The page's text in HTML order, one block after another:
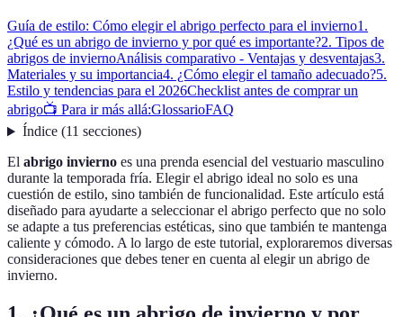
Guía de estilo: Cómo elegir el abrigo perfecto para el invierno1.
¿Qué es un abrigo de invierno y por qué es importante?2. Tipos de
abrigos de inviernoAnálisis comparativo - Ventajas y desventajas3.
Materiales y su importancia4. ¿Cómo elegir el tamaño adecuado?5.
Estilo y tendencias para el 2026Checklist antes de comprar un
abrigo📺 Para ir más allá:GlossarioFAQ
Índice(11 secciones)
El abrigo invierno es una prenda esencial del vestuario masculino
durante la temporada fría. Elegir el abrigo ideal no solo es una
cuestión de estilo, sino también de funcionalidad. Este artículo está
diseñado para ayudarte a seleccionar el abrigo perfecto que no solo
se adapte a tus preferencias estéticas, sino que también te mantenga
caliente y cómodo. A lo largo de este tutorial, exploraremos diversas
consideraciones que debes tener en cuenta al elegir un abrigo de
invierno.